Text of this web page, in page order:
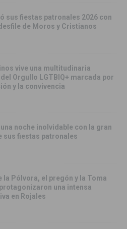
sus fiestas patronales 2026 con
de Moros y Cristianos
vive una multitudinaria
Orgullo LGTBIQ+ marcada por
y la convivencia
noche inolvidable con la gran
sus fiestas patronales
la Pólvora, el pregón y la Toma
una intensa
en Rojales